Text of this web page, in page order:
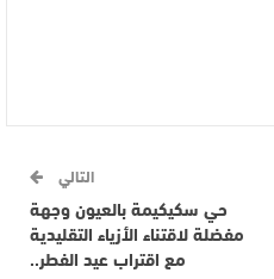
التالي
حي سكيكيمة بالعيون وجهة
مفضلة لاقتناء الأزياء التقليدية
مع اقتراب عيد الفطر..